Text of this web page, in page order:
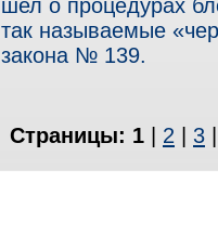
шел о процедурах
так называемые
закона № 139.
Страницы: 1 2 3